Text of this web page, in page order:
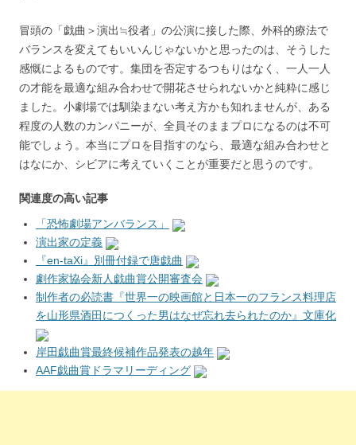
冒頭の「戯曲＞演出≒役者」の公演に接した際、外科的療法で
バランスを変えてもいいんじゃないかと思ったのは、そうした
感慨によるものです。集団を否定するつもりはなく、一人一人
の才能を最適な組み合わせで開花させられないかと純粋に感じ
ました。小劇場では馴染まない考え方かも知れませんが、ある
程度の人数のカンパニーが、全員そのままプロになるのは不可
能でしょう。本当にプロを目指すのなら、最適な組み合わせと
はなにか、シビアに考えていくことが重要だと思うのです。
関連度の高い記事
「恐怖劇場アンバランス」
演出家の定義
『en-taXi』別冊付録で唐戯曲
劇作家協会新人戯曲賞公開審査会
制作者の必読書『世界一の映画館と日本一のフランス料理店
を山形県酒田につくった男はなぜ忘れ去られたのか』文庫化
岸田戯曲賞最終候補作品発表の越年
AAF戯曲賞ドラマリーディング